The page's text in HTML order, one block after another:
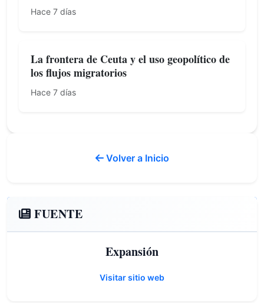
Hace 7 días
La frontera de Ceuta y el uso geopolítico de
los flujos migratorios
Hace 7 días
Volver a Inicio
FUENTE
Expansión
Visitar sitio web